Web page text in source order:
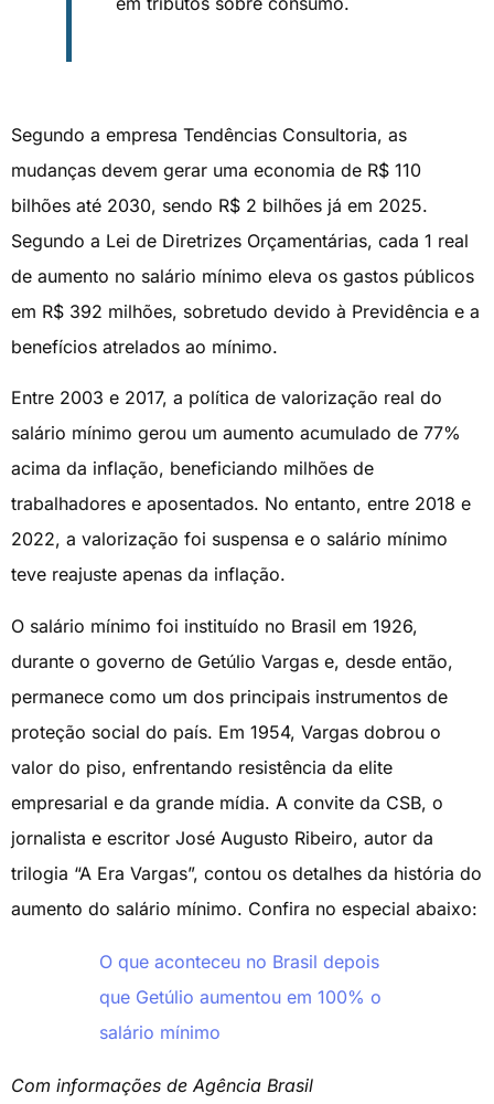
Segundo a empresa Tendências Consultoria, as
mudanças devem gerar uma economia de R$ 110
bilhões até 2030, sendo R$ 2 bilhões já em 2025.
Segundo a Lei de Diretrizes Orçamentárias, cada 1 real
de aumento no salário mínimo eleva os gastos públicos
em R$ 392 milhões, sobretudo devido à Previdência e a
benefícios atrelados ao mínimo.
Entre 2003 e 2017, a política de valorização real do
salário mínimo gerou um aumento acumulado de 77%
acima da inflação, beneficiando milhões de
trabalhadores e aposentados. No entanto, entre 2018 e
2022, a valorização foi suspensa e o salário mínimo
teve reajuste apenas da inflação.
O salário mínimo foi instituído no Brasil em 1926,
durante o governo de Getúlio Vargas e, desde então,
permanece como um dos principais instrumentos de
proteção social do país. Em 1954, Vargas dobrou o
valor do piso, enfrentando resistência da elite
empresarial e da grande mídia. A convite da CSB, o
jornalista e escritor José Augusto Ribeiro, autor da
trilogia “A Era Vargas”, contou os detalhes da história do
aumento do salário mínimo. Confira no especial abaixo:
O que aconteceu no Brasil depois
que Getúlio aumentou em 100% o
salário mínimo
Com informações de Agência Brasil